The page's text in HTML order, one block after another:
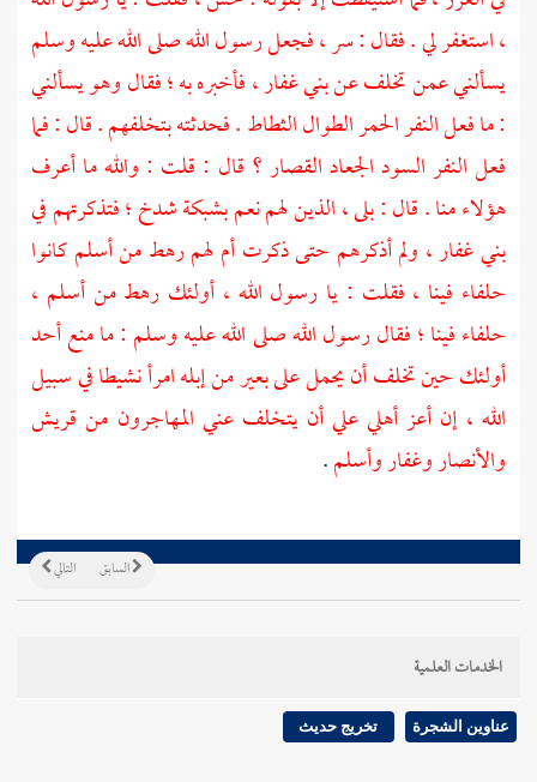
، استغفر لي . فقال : سر ، فجعل رسول الله صلى الله عليه وسلم
يسألني عمن تخلف عنبني غفار، فأخبره به ؛ فقال وهو يسألني
: ما فعل النفر الحمر الطوال الثطاط . فحدثته بتخلفهم . قال : فما
فعل النفر السود الجعاد القصار ؟ قال : قلت : والله ما أعرف
هؤلاء منا . قال : بلى ، الذين لهم نعم بشبكة شدخ ؛ فتذكرتهم في
بني غفار، ولم أذكرهم حتى ذكرت أم لهم رهط منأسلمكانوا
حلفاء فينا ، فقلت : يا رسول الله ، أولئك رهط منأسلم ،
حلفاء فينا ؛ فقال رسول الله صلى الله عليه وسلم : ما منع أحد
أولئك حين تخلف أن يحمل على بعير من إبله امرأ نشيطا في سبيل
الله ، إن أعز أهلي علي أن يتخلف عني المهاجرون من قريش
والأنصاروغفاروأسلم.
التالي السابق
الخدمات العلمية
عناوين الشجرة تخريج حديث